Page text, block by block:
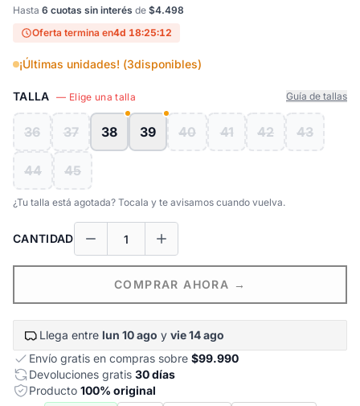
Hasta 6 cuotas sin interés de $4.498
Oferta termina en4d 18:25:12
¡Últimas unidades! (3disponibles)
TALLA — Elige una talla Guía de tallas
36 37 38 39 40 41 42 43
44 45
¿Tu talla está agotada? Tocala y te avisamos cuando vuelva.
CANTIDAD
COMPRAR AHORA →
Llega entre lun 10 ago y vie 14 ago
Envío gratis en compras sobre $99.990
Devoluciones gratis 30 días
Producto 100% original